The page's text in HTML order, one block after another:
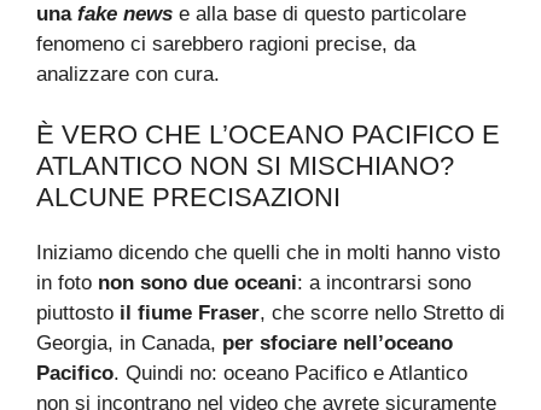
unafake news e alla base di questo particolare
fenomeno ci sarebbero ragioni precise, da
analizzare con cura.
È VERO CHE L’OCEANO PACIFICO E
ATLANTICO NON SI MISCHIANO?
ALCUNE PRECISAZIONI
Iniziamo dicendo che quelli che in molti hanno visto
in foto non sono due oceani: a incontrarsi sono
piuttosto il fiume Fraser, che scorre nello Stretto di
Georgia, in Canada, per sfociare nell’oceano
Pacifico. Quindi no: oceano Pacifico e Atlantico
non si incontrano nel video che avrete sicuramente